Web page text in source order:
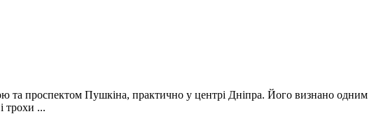
та проспектом Пушкіна, практично у центрі Дніпра. Його визнано одним
трохи ...